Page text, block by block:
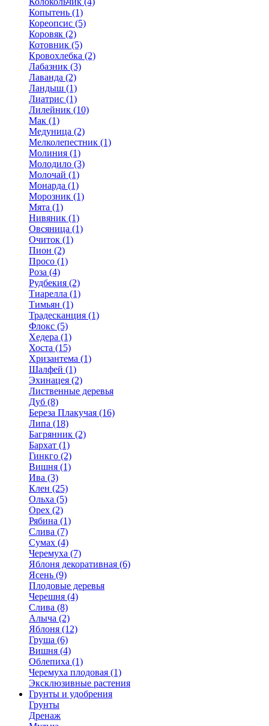
Копытень (1)
Кореопсис (5)
Коровяк (2)
Котовник (5)
Кровохлебка (2)
Лабазник (3)
Лаванда (2)
Ландыш (1)
Лиатрис (1)
Лилейник (10)
Мак (1)
Медуница (2)
Мелколепестник (1)
Молиния (1)
Молодило (3)
Молочай (1)
Монарда (1)
Морозник (1)
Мята (1)
Нивяник (1)
Овсяница (1)
Очиток (1)
Пион (2)
Просо (1)
Роза (4)
Рудбекия (2)
Тиарелла (1)
Тимьян (1)
Традесканция (1)
Флокс (5)
Хедера (1)
Хоста (15)
Хризантема (1)
Шалфей (1)
Эхинацея (2)
Лиственные деревья
Дуб (8)
Береза Плакучая (16)
Липа (18)
Багрянник (2)
Бархат (1)
Гинкго (2)
Вишня (1)
Ива (3)
Клен (25)
Ольха (5)
Орех (2)
Рябина (1)
Слива (7)
Сумах (4)
Черемуха (7)
Яблоня декоративная (6)
Ясень (9)
Плодовые деревья
Черешня (4)
Слива (8)
Алыча (2)
Яблоня (12)
Груша (6)
Вишня (4)
Облепиха (1)
Черемуха плодовая (1)
Эксклюзивные растения
Грунты и удобрения
Грунты
Дренаж